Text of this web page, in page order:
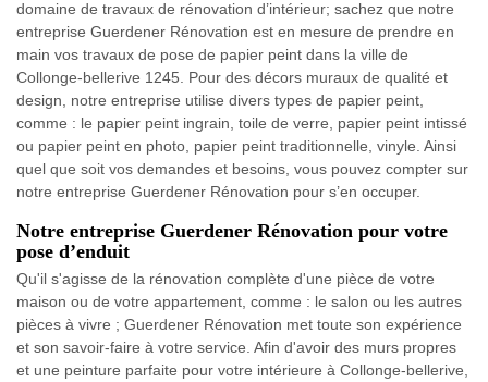
domaine de travaux de rénovation d’intérieur; sachez que notre
entreprise Guerdener Rénovation est en mesure de prendre en
main vos travaux de pose de papier peint dans la ville de
Collonge-bellerive 1245. Pour des décors muraux de qualité et
design, notre entreprise utilise divers types de papier peint,
comme : le papier peint ingrain, toile de verre, papier peint intissé
ou papier peint en photo, papier peint traditionnelle, vinyle. Ainsi
quel que soit vos demandes et besoins, vous pouvez compter sur
notre entreprise Guerdener Rénovation pour s’en occuper.
Notre entreprise Guerdener Rénovation pour votre
pose d’enduit
Qu'il s'agisse de la rénovation complète d'une pièce de votre
maison ou de votre appartement, comme : le salon ou les autres
pièces à vivre ; Guerdener Rénovation met toute son expérience
et son savoir-faire à votre service. Afin d'avoir des murs propres
et une peinture parfaite pour votre intérieure à Collonge-bellerive,